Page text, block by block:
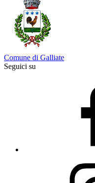
Comune di Galliate
Seguici su